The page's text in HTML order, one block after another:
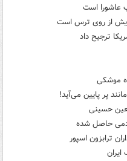
عاشورا است
از روی ترس است
ترجیح داد
موشکی
پر پایین می‌آید!
حسینی
حاصل شده
ترابزون اسپور